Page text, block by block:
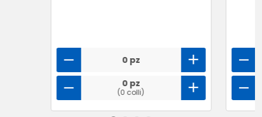
0 pz
0 pz
(0 colli)